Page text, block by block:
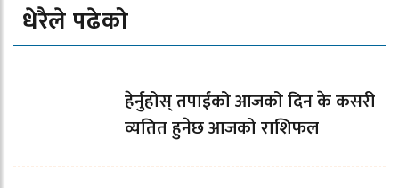
धेरैले पढेको
हेर्नुहोस् तपाईंको आजको दिन के कसरी
व्यतित हुनेछ आजको राशिफल